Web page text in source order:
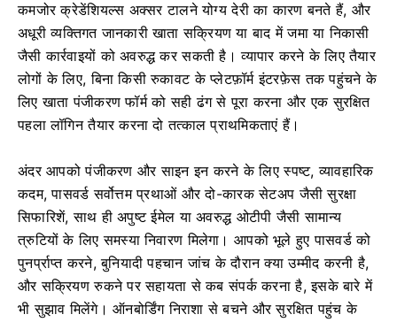
कमजोर क्रेडेंशियल्स अक्सर टालने योग्य देरी का कारण बनते हैं, और
अधूरी व्यक्तिगत जानकारी खाता सक्रियण या बाद में जमा या निकासी
जैसी कार्रवाइयों को अवरुद्ध कर सकती है। व्यापार करने के लिए तैयार
लोगों के लिए, बिना किसी रुकावट के प्लेटफ़ॉर्म इंटरफ़ेस तक पहुंचने के
लिए खाता पंजीकरण फॉर्म को सही ढंग से पूरा करना और एक सुरक्षित
पहला लॉगिन तैयार करना दो तत्काल प्राथमिकताएं हैं।
अंदर आपको पंजीकरण और साइन इन करने के लिए स्पष्ट, व्यावहारिक
कदम, पासवर्ड सर्वोत्तम प्रथाओं और दो-कारक सेटअप जैसी सुरक्षा
सिफारिशें, साथ ही अपुष्ट ईमेल या अवरुद्ध ओटीपी जैसी सामान्य
त्रुटियों के लिए समस्या निवारण मिलेगा। आपको भूले हुए पासवर्ड को
पुनर्प्राप्त करने, बुनियादी पहचान जांच के दौरान क्या उम्मीद करनी है,
और सक्रियण रुकने पर सहायता से कब संपर्क करना है, इसके बारे में
भी सुझाव मिलेंगे। ऑनबोर्डिंग निराशा से बचने और सुरक्षित पहुंच के